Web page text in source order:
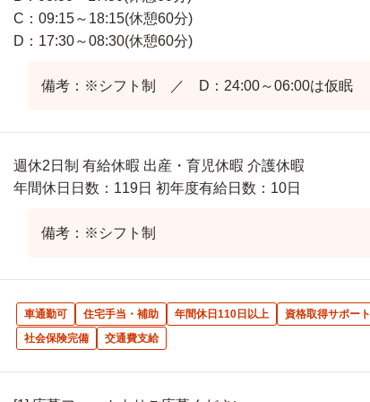
C：09:15～18:15(休憩60分)
D：17:30～08:30(休憩60分)
備考：※シフト制 ／ D：24:00～06:00は仮眠
週休2日制 有給休暇 出産・育児休暇 介護休暇
年間休日日数：119日 初年度有給日数：10日
備考：※シフト制
車通勤可 住宅手当・補助 年間休日110日以上 資格取得サポート
社会保険完備
交通費支給